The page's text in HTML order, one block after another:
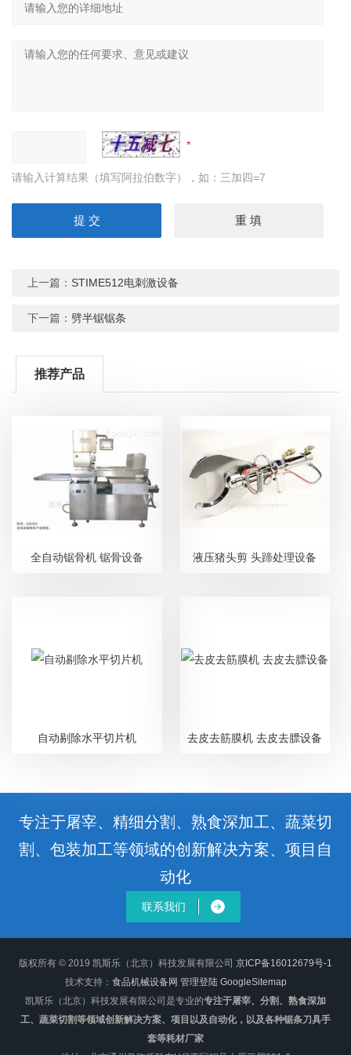
请输入计算结果（填写阿拉伯数字），如：三加四=7
上一篇： STIME512电刺激设备
下一篇：劈半锯锯条
推荐产品
全自动锯骨机 锯骨设备 液压猪头剪 头蹄处理设备
自动剔除水平切片机 去皮去筋膜机 去皮去膘设备
专注于屠宰、精细分割、熟食深加工、蔬菜切
割、包装加工等领域的创新解决方案、项目自
动化
联系我们
版权所有 © 2019 凯斯乐（北京）科技发展有限公司 京ICP备16012679号-1
技术支持： 食品机械设备网 管理登陆 GoogleSitemap
凯斯乐（北京）科技发展有限公司是专业的专注于屠宰、分割、熟食深加
工、蔬菜切割等领域创新解决方案、项目以及自动化，以及各种锯条刀具手
套等耗材厂家